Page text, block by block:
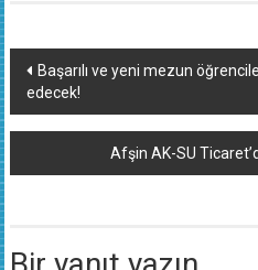
Yazı
dolaşımı
Başarılı ve yeni mezun
edecek!
Afşin AK-SU